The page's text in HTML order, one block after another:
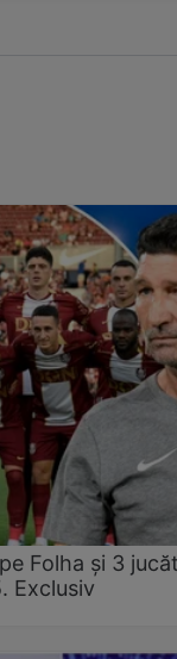
Folha și 3
Exclusiv